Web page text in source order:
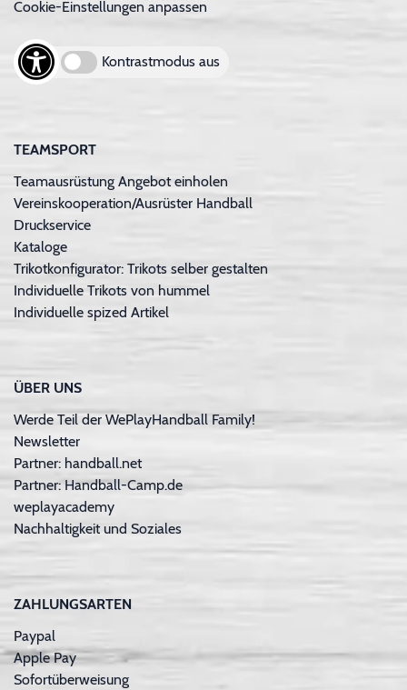
Cookie-Einstellungen anpassen
Kontrastmodus aus
TEAMSPORT
Teamausrüstung Angebot einholen
Vereinskooperation/Ausrüster Handball
Druckservice
Kataloge
Trikotkonfigurator: Trikots selber gestalten
Individuelle Trikots von hummel
Individuelle spized Artikel
ÜBER UNS
Werde Teil der WePlayHandball Family!
Newsletter
Partner: handball.net
Partner: Handball-Camp.de
weplayacademy
Nachhaltigkeit und Soziales
ZAHLUNGSARTEN
Paypal
Apple Pay
Sofortüberweisung